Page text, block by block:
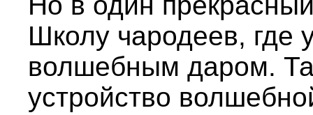
Школу чародеев, где
волшебным даром.
устройство